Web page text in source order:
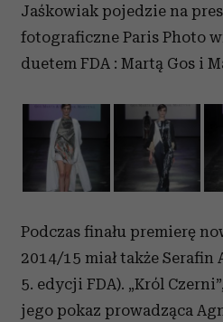
Jaśkowiak pojedzie na
fotograficzne Paris Photo
duetem FDA : Martą Gos i
Podczas finału premierę
2014/15 miał także
5. edycji FDA). „Król
jego pokaz prowadząca